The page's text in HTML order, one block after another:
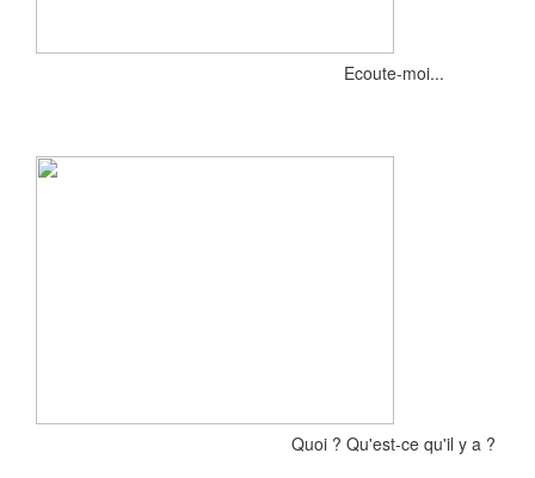
Ecoute-moi...
Quoi ? Qu'est-ce qu'il y a ?